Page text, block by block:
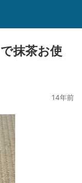
抹茶お使
14年前